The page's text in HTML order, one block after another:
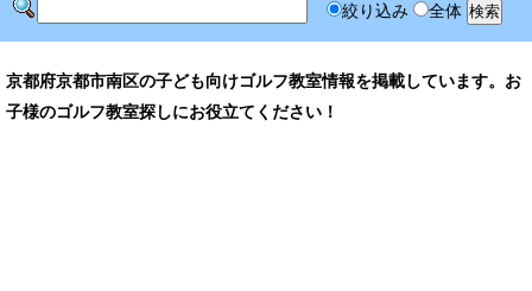
絞り込み 全体
京都府京都市南区の子ども向けゴルフ教室情報を掲載しています。お
子様のゴルフ教室探しにお役立てください！